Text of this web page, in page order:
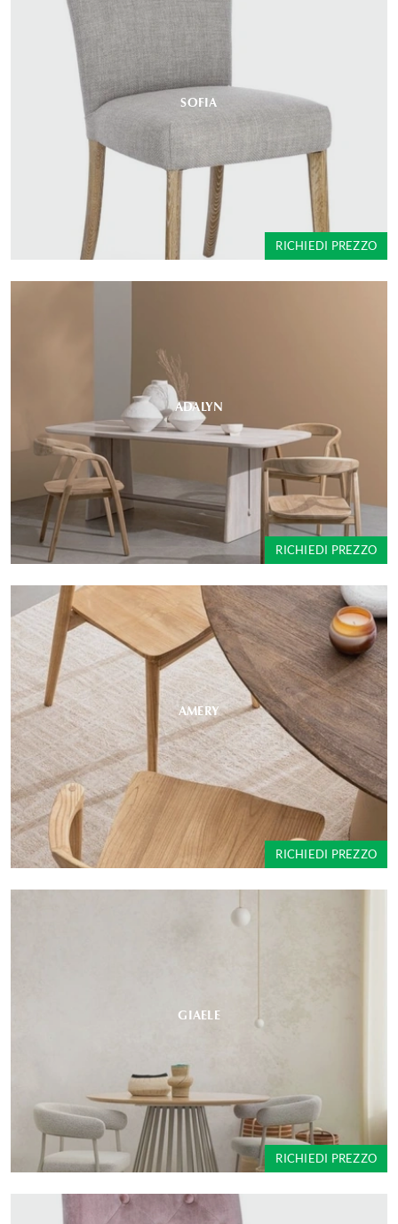
SOFIA
RICHIEDI PREZZO
ADALYN
RICHIEDI PREZZO
AMERY
RICHIEDI PREZZO
GIAELE
RICHIEDI PREZZO